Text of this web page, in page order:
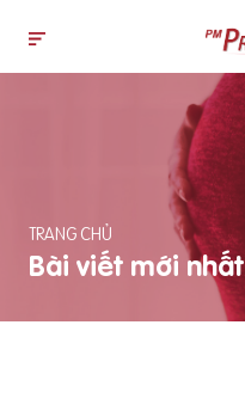
TRANG CHỦ
Bài viết mới nhất